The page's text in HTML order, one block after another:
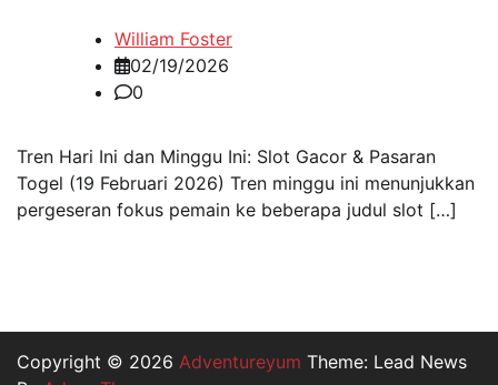
William Foster
02/19/2026
0
Tren Hari Ini dan Minggu Ini: Slot Gacor & Pasaran
Togel (19 Februari 2026) Tren minggu ini menunjukkan
pergeseran fokus pemain ke beberapa judul slot […]
Copyright © 2026 Adventureyum Theme: Lead News